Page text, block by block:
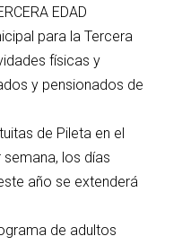
EDAD
para la Tercera
físicas y
y pensionados de
de Pileta en el
los días
año se extenderá
de adultos